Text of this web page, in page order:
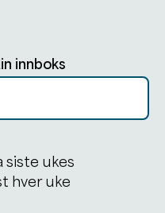
innboks
siste ukes
hver uke